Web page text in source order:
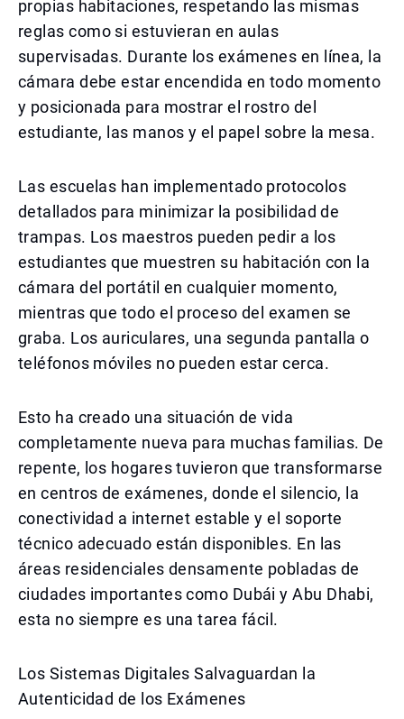
propias habitaciones, respetando las mismas
reglas como si estuvieran en aulas
supervisadas. Durante los exámenes en línea, la
cámara debe estar encendida en todo momento
y posicionada para mostrar el rostro del
estudiante, las manos y el papel sobre la mesa.
Las escuelas han implementado protocolos
detallados para minimizar la posibilidad de
trampas. Los maestros pueden pedir a los
estudiantes que muestren su habitación con la
cámara del portátil en cualquier momento,
mientras que todo el proceso del examen se
graba. Los auriculares, una segunda pantalla o
teléfonos móviles no pueden estar cerca.
Esto ha creado una situación de vida
completamente nueva para muchas familias. De
repente, los hogares tuvieron que transformarse
en centros de exámenes, donde el silencio, la
conectividad a internet estable y el soporte
técnico adecuado están disponibles. En las
áreas residenciales densamente pobladas de
ciudades importantes como Dubái y Abu Dhabi,
esta no siempre es una tarea fácil.
Los Sistemas Digitales Salvaguardan la
Autenticidad de los Exámenes